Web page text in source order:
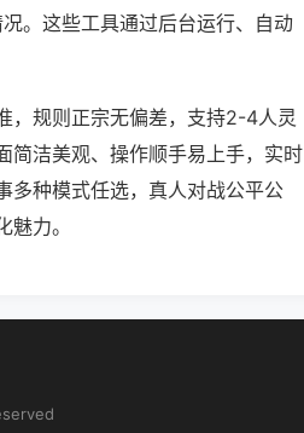
。这些工具通过后台运行、自动
，规则正宗无偏差，支持2-4人灵
简洁美观、操作顺手易上手，实时
多种模式任选，真人对战公平公
力。